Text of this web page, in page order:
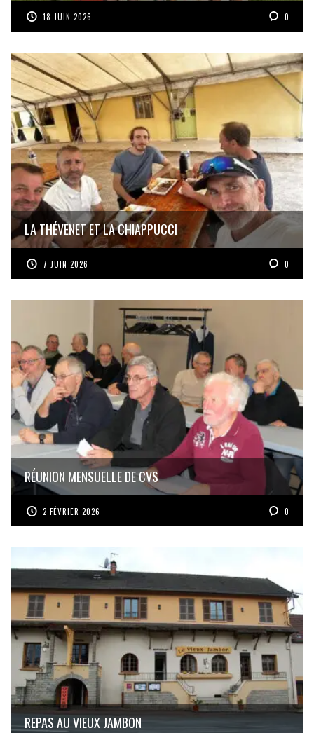
18 JUIN 2026 0
LA THÉVENET ET LA CHIAPPUCCI
7 JUIN 2026 0
RÉUNION MENSUELLE DE CVS
2 FÉVRIER 2026 0
REPAS AU VIEUX JAMBON